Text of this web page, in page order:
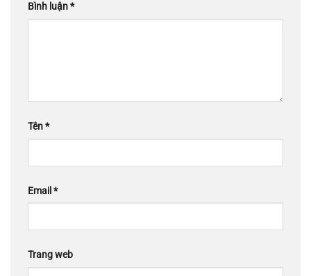
Bình luận*
Tên*
Email *
Trang web